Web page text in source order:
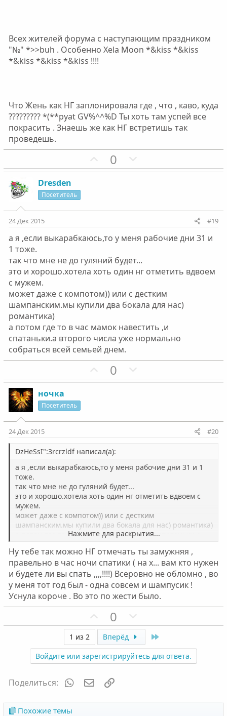
Всех жителей форума с наступающим праздником
"№" *>>buh . Особенно Xela Moon *&kiss *&kiss
*&kiss *&kiss *&kiss !!!!
Что Жень как НГ заплонировала где , что , каво, куда
????????? *(**pyat GV%^^%D Ты хоть там успей все
покрасить . Знаешь же как НГ встретишь так
проведешь.
П
о
т
н
ы
й
г
о
л
с
0
е
т
н
й
г
о
л
с
Dresden
Посетитель
24 Дек 2015 #19
а я ,если выкарабкаюсь,то у меня рабочие дни 31 и
1 тоже.
так что мне не до гуляний будет...
это и хорошо.хотела хоть один нг отметить вдвоем
с мужем.
может даже с компотом)) или с дестким
шампанским.мы купили два бокала для нас)
романтика)
а потом где то в час мамок навестить ,и
спатаньки.а второго числа уже нормально
собраться всей семьей днем.
П
о
т
н
ы
г
о
л
о
с
0
е
т
ы
г
о
л
о
с
ночка
Посетитель
24 Дек 2015 #20
DzHeSsI":3rcrzldf написал(а):
а я ,если выкарабкаюсь,то у меня рабочие дни 31 и 1
тоже.
так что мне не до гуляний будет...
это и хорошо.хотела хоть один нг отметить вдвоем с
мужем.
может даже с компотом)) или с дестким
шампанским.мы купили два бокала для нас) романтика)
а потом где то в час мамок навестить ,и спатаньки.а
днем.
Нажмите для раскрытия...
Ну тебе так можно НГ отмечать ты замужняя ,
правельно в час ночи спатики ( на х... вам кто нужен
и будете ли вы спать ,,,,!!!!) Всеровно не обломно , во
у меня тот год был - одна совсем и шампусик !
Уснула короче . Во это по жести было.
П
о
з
и
т
и
в
н
0
е
а
т
н
1 из 2 Вперёд
Войдите или зарегистрируйтесь для ответа.
Поделиться: WhatsAppЭлектронная почта
Похожие темы